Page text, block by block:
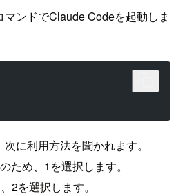
ンドでClaude Codeを起動しま
に利用方法を聞かれます。
ため、1を選択します。
2を選択します。